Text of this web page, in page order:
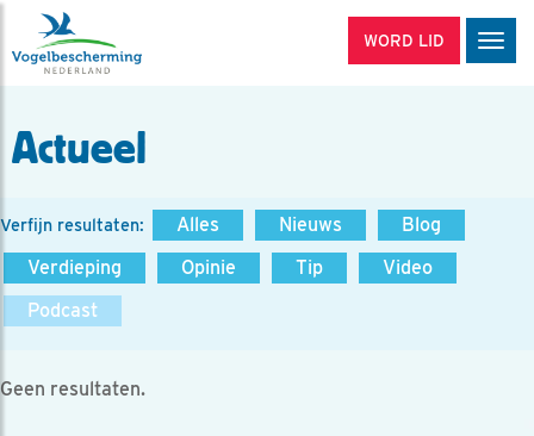
WORD LID
Actueel
Verfijn resultaten: Alles Nieuws
Blog
Verdieping
Opinie Tip
Video
Podcast
Geen resultaten.